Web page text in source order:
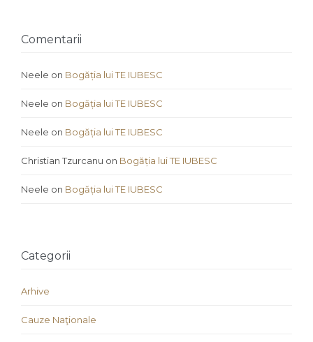
Comentarii
Neele on Bogăția lui TE IUBESC
Neele on Bogăția lui TE IUBESC
Neele on Bogăția lui TE IUBESC
Christian Tzurcanu on Bogăția lui TE IUBESC
Neele on Bogăția lui TE IUBESC
Categorii
Arhive
Cauze Naţionale